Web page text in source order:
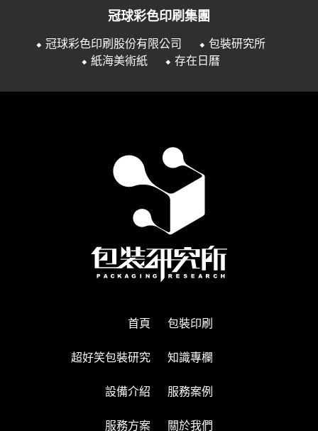
冠球彩色印刷集團
⬥ 冠球彩色印刷股份有限公司
⬥ 包裝研究所
⬥ 紙海美術紙
⬥ 存在日曆
首頁 包裝印刷
超好笑包裝研究 知識專欄
設備介紹 服務案例
服務方案 關於我們